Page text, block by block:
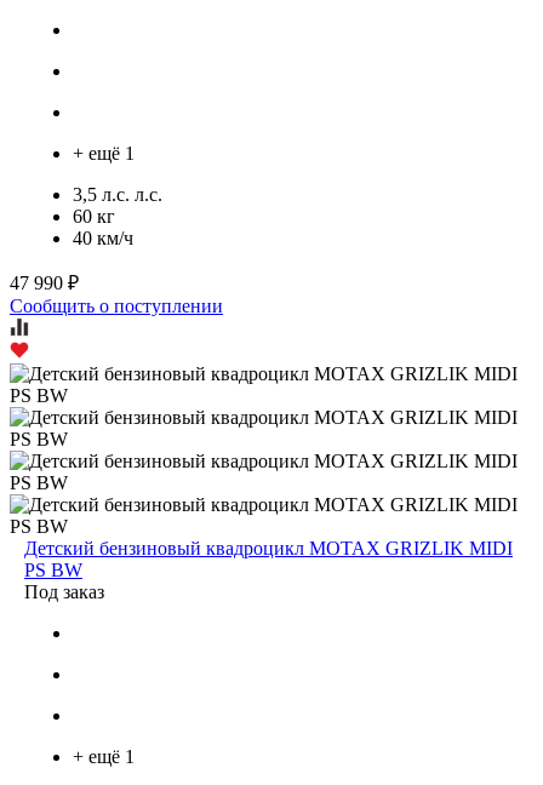
+ ещё 1
3,5 л.с. л.с.
60 кг
40 км/ч
47 990 ₽
Сообщить о поступлении
Детский бензиновый квадроцикл MOTAX GRIZLIK MIDI
PS BW
Под заказ
+ ещё 1